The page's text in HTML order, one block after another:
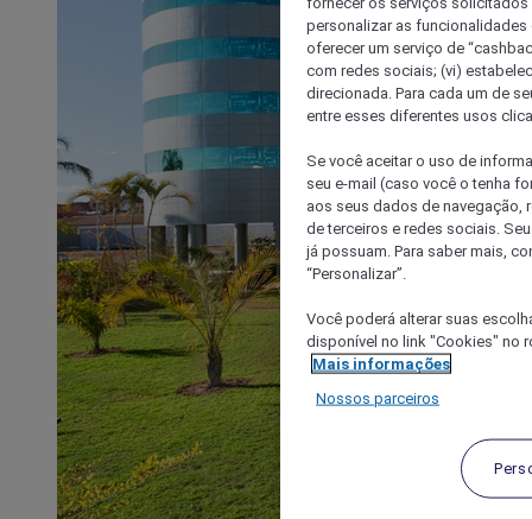
personalizar as
oferecer um serviço de
com redes sociais; (vi)
direcionada. Para cada um de
entre esses diferentes usos
Se você aceitar o uso de
seu e-mail (caso você o tenha
aos seus dados de navegação,
de terceiros e redes sociais.
já possuam. Para saber mais,
“Personalizar”.
Você poderá alterar suas
disponível no link "Cookies" no
Mais informações
Nossos parceiros